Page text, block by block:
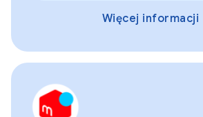
Więcej informacji